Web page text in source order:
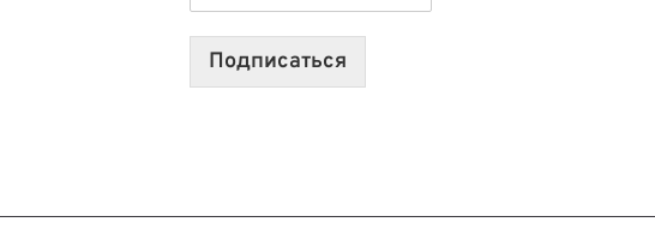
2026:
10
Подписаться